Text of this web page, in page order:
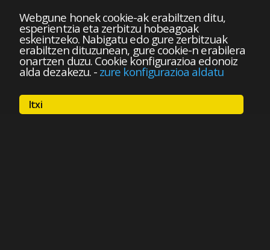
Webgune honek cookie-ak erabiltzen ditu,
esperientzia eta zerbitzu hobeagoak
eskeintzeko. Nabigatu edo gure zerbitzuak
erabiltzen dituzunean, gure cookie-n erabilera
onartzen duzu. Cookie konfigurazioa edonoiz
alda dezakezu.- zure konfigurazioa aldatu
Itxi